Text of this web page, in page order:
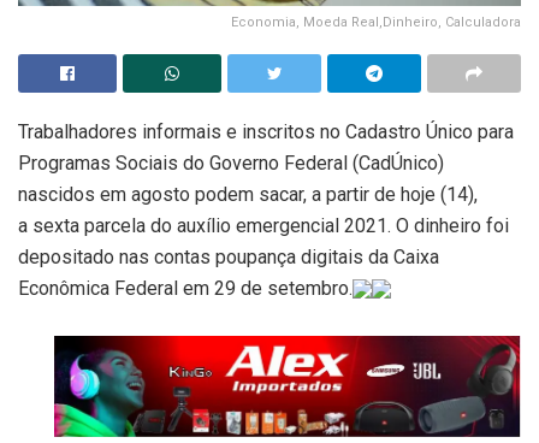
Economia, Moeda Real,Dinheiro, Calculadora
Trabalhadores informais e inscritos no Cadastro Único para
Programas Sociais do Governo Federal (CadÚnico)
nascidos em agosto podem sacar, a partir de hoje (14),
a sexta parcela do auxílio emergencial 2021. O dinheiro foi
depositado nas contas poupança digitais da Caixa
Econômica Federal em 29 de setembro.